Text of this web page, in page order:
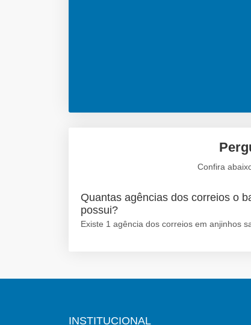
Confira
Quantas agências dos correios o
possui?
Existe 1 agência dos correios em anjinhos
INSTITUCIONAL